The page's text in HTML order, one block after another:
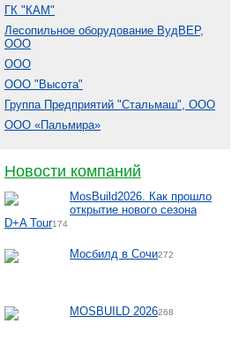
ГК "КАМ"
Лесопильное оборудование ВудВЕР,
ООО
ООО
ООО "Высота"
Группа Предприятий "Стальмаш", ООО
ООО «Пальмира»
Новости компаний
MosBuild2026. Как прошло
открытие нового сезона
D+A Tour174
Мосбилд в Сочи272
MOSBUILD 2026268